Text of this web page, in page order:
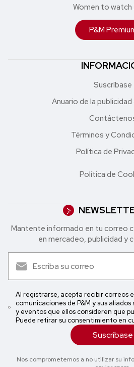
Women to
P&M
Suscríbase
Anuario de la
Términos y
Política de
Política de
Mantente informado en tu correo
en mercadeo, publicidad y
Al registrarse, acepta recibir correos
comunicaciones de P&M y sus
y eventos que ellos consideren que
Puede retirar su consentimiento en
Suscríbase
Nos comprometemos a no utilizar su